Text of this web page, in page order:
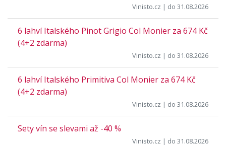
Vinisto.cz | do 31.08.2026
6 lahví Italského Pinot Grigio Col Monier za 674 Kč
(4+2 zdarma)
Vinisto.cz | do 31.08.2026
6 lahví Italského Primitiva Col Monier za 674 Kč
(4+2 zdarma)
Vinisto.cz | do 31.08.2026
Sety vín se slevami až -40 %
Vinisto.cz | do 31.08.2026